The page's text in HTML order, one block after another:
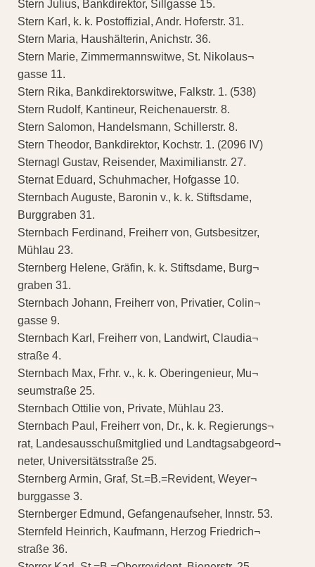
Stern Julius, Bankdirektor, Sillgasse 15.
Stern Karl, k. k. Postoffizial, Andr. Hoferstr. 31.
Stern Maria, Haushälterin, Anichstr. 36.
Stern Marie, Zimmermannswitwe, St. Nikolaus¬
gasse 11.
Stern Rika, Bankdirektorswitwe, Falkstr. 1. (538)
Stern Rudolf, Kantineur, Reichenauerstr. 8.
Stern Salomon, Handelsmann, Schillerstr. 8.
Stern Theodor, Bankdirektor, Kochstr. 1. (2096 IV)
Sternagl Gustav, Reisender, Maximilianstr. 27.
Sternat Eduard, Schuhmacher, Hofgasse 10.
Sternbach Auguste, Baronin v., k. k. Stiftsdame,
Burggraben 31.
Sternbach Ferdinand, Freiherr von, Gutsbesitzer,
Mühlau 23.
Sternberg Helene, Gräfin, k. k. Stiftsdame, Burg¬
graben 31.
Sternbach Johann, Freiherr von, Privatier, Colin¬
gasse 9.
Sternbach Karl, Freiherr von, Landwirt, Claudia¬
straße 4.
Sternbach Max, Frhr. v., k. k. Oberingenieur, Mu¬
seumstraße 25.
Sternbach Ottilie von, Private, Mühlau 23.
Sternbach Paul, Freiherr von, Dr., k. k. Regierungs¬
rat, Landesausschußmitglied und Landtagsabgeord¬
neter, Universitätsstraße 25.
Sternberg Armin, Graf, St.=B.=Revident, Weyer¬
burggasse 3.
Sternberger Edmund, Gefangenaufseher, Innstr. 53.
Sternfeld Heinrich, Kaufmann, Herzog Friedrich¬
straße 36.